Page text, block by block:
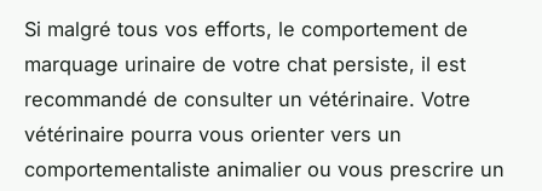
Si malgré tous vos efforts, le comportement de
marquage urinaire de votre chat persiste, il est
recommandé de consulter un vétérinaire. Votre
vétérinaire pourra vous orienter vers un
comportementaliste animalier ou vous prescrire un